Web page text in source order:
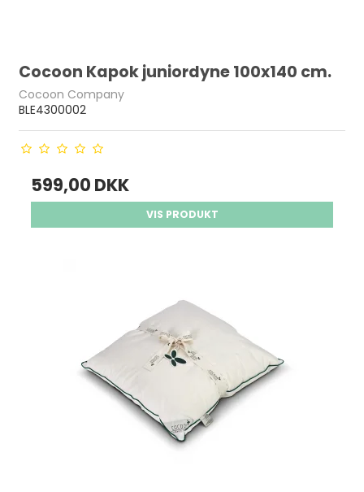
Cocoon Kapok juniordyne 100x140 cm.
Cocoon Company
BLE4300002
599,00 DKK
VIS PRODUKT